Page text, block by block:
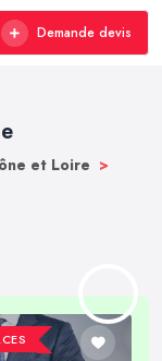
Demande devis
et Loire >